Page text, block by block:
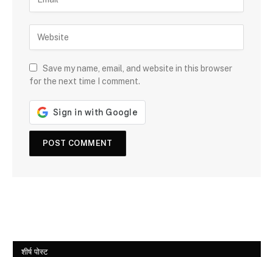
Save my name, email, and website in this browser
for the next time I comment.
शीर्ष पोस्ट